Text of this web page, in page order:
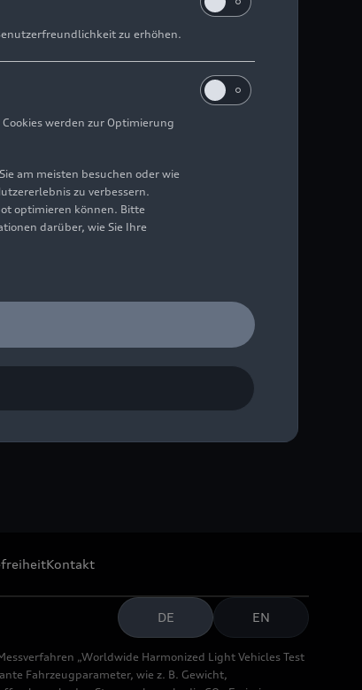
Schnellladenetz
Kontakt
DE EN
„Worldwide Harmonized Light Vehicles Test
Fahrzeugparameter, wie z. B. Gewicht,
zu erhöhen.
werden zur Optimierung
am meisten besuchen oder wie
zu verbessern.
optimieren können. Bitte
darüber, wie Sie Ihre